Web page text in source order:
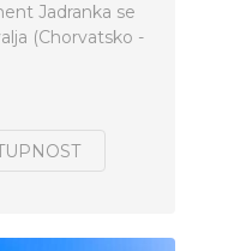
Jadranka se
(Chorvatsko -